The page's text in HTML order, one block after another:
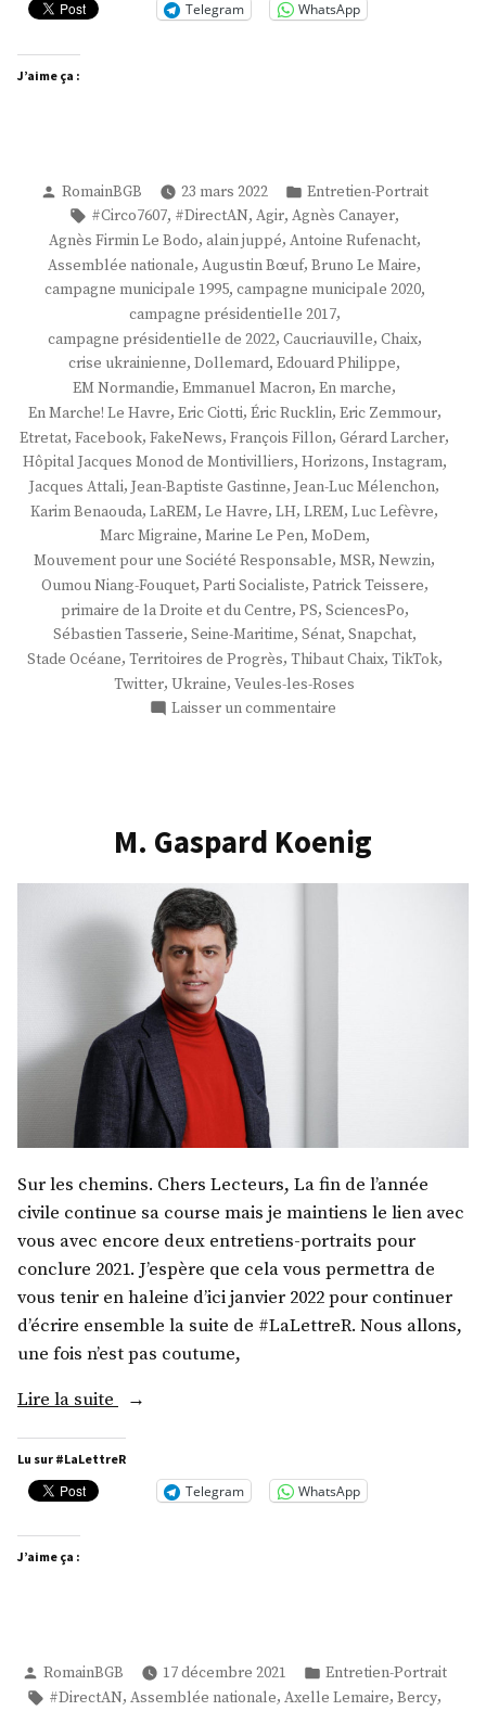
Telegram WhatsApp
J’aime ça :
Publié
par
RomainBGB 23 mars 2022
Publié
dans
Entretien-Portrait
Étiquettes :
#Circo7607, #DirectAN, Agir, Agnès Canayer,
Agnès Firmin Le Bodo, alain juppé, Antoine Rufenacht,
Assemblée nationale, Augustin Bœuf, Bruno Le Maire,
campagne municipale 1995, campagne municipale 2020,
campagne présidentielle 2017,
campagne présidentielle de 2022, Caucriauville, Chaix,
crise ukrainienne, Dollemard, Edouard Philippe,
EM Normandie, Emmanuel Macron, En marche,
En Marche! Le Havre, Eric Ciotti, Éric Rucklin, Eric Zemmour,
Etretat, Facebook, FakeNews, François Fillon, Gérard Larcher,
Hôpital Jacques Monod de Montivilliers, Horizons, Instagram,
Jacques Attali, Jean-Baptiste Gastinne, Jean-Luc Mélenchon,
Karim Benaouda, LaREM, Le Havre, LH, LREM, Luc Lefèvre,
Marc Migraine, Marine Le Pen, MoDem,
Mouvement pour une Société Responsable, MSR, Newzin,
Oumou Niang-Fouquet, Parti Socialiste, Patrick Teissere,
primaire de la Droite et du Centre, PS, SciencesPo,
Sébastien Tasserie, Seine-Maritime, Sénat, Snapchat,
Stade Océane, Territoires de Progrès, Thibaut Chaix, TikTok,
Twitter, Ukraine, Veules-les-Roses
Laisser un commentaire
M. Gaspard Koenig
Sur les chemins. Chers Lecteurs, La fin de l’année
civile continue sa course mais je maintiens le lien avec
vous avec encore deux entretiens-portraits pour
conclure 2021. J’espère que cela vous permettra de
vous tenir en haleine d’ici janvier 2022 pour continuer
d’écrire ensemble la suite de #LaLettreR. Nous allons,
une fois n’est pas coutume,
Lire la suite
« M.
Koenig »
Lu sur #LaLettreR
Telegram WhatsApp
J’aime ça :
Publié
par
RomainBGB 17 décembre 2021
Publié
dans
Entretien-Portrait
Étiquettes :
#DirectAN, Assemblée nationale, Axelle Lemaire, Bercy,